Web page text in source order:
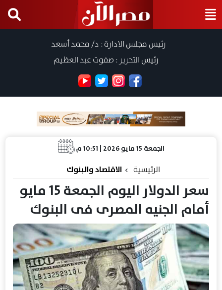
رئيس مجلس الادارة : د/ محمد أسعد
رئيس التحرير : صفوت عبد العظيم
الجمعة 15 مايو 2026 | 10:51 م
الرئيسية الاقتصاد والبنوك
سعر الدولار اليوم الجمعة 15 مايو
أمام الجنيه المصرى فى البنوك